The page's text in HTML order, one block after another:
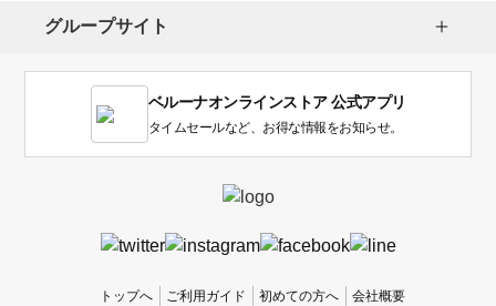
グループサイト
ベルーナオンラインストア 公式アプリ
タイムセールなど、お得な情報をお知らせ。
トップへ ご利用ガイド 初めての方へ 会社概要